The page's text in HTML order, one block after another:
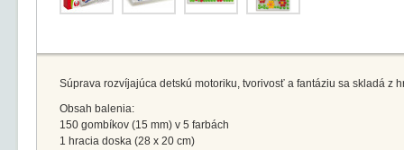
Súprava rozvíjajúca detskú motoriku, tvorivosť a fantáziu sa skladá z
Obsah balenia:
150 gombíkov (15 mm) v 5 farbách
1 hracia doska (28 x 20 cm)